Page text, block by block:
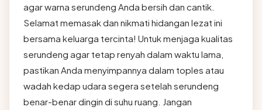
agar warna serundeng Anda bersih dan cantik.
Selamat memasak dan nikmati hidangan lezat ini
bersama keluarga tercinta! Untuk menjaga kualitas
serundeng agar tetap renyah dalam waktu lama,
pastikan Anda menyimpannya dalam toples atau
wadah kedap udara segera setelah serundeng
benar-benar dingin di suhu ruang. Jangan